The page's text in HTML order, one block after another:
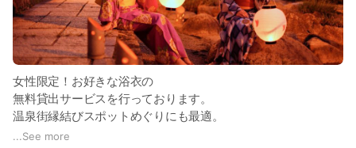
日前にはご連絡下さい。 ※宿泊当
日のアレルギー対応のご要望には
お応え出来ません。 ◆公共交通機
関をご利用の方へ◆ ＪＲ玉造温泉
着時刻に合わせて送迎いたしま
す。 当館の規定内での時間に限定
されます。(14：00～19：00) ◆
お車でお越しの方へ◆ 100台分の
無料駐車場完備。事前のご予約不
料理をご用意いたします。 ・8大
アレルゲンに限り、アレルギー対
応いたします。予約時にご連絡下
さい。 ※病気や持病、薬の飲み合
わせ、妊婦さん等、特別なお食事
をご要望の場合も予約時か遅くと
も2日前にはご連絡下さい。 ※宿泊
当日のアレルギー対応のご要望に
はお応え出来ません。 ◆公共交通
機関をご利用の方へ◆ ＪＲ玉造温
ー等、 白石家でしか味わえない目
が覚める程の朝ごはんをお楽しみ
いただけます。 ◆【お食事場所・
アレルギー対応について】◆ ・ご
夕食場所は基本的にダイニングで
料理をご用意いたします。 ・8大
アレルゲンに限り、アレルギー対
かな色合い・きめ細かな霜降り・
風味豊かな味わいと、とろけるよ
うな食感が特徴。 全国和牛能力共
進会において内閣総理大臣賞を二
度も受賞するなど全国的にも評価
が高い。 ◆冬の少量美味会席
（11/11～2/28） 前菜 季節の前
菜3種盛り 御造 日本海鮮魚4種盛
り 蒸物 甘鯛の蕪蒸し 焼物 のど
ぐろ奉書焼き 酢物 ズワイ蟹半身
とろけるような食感が特徴。 全国
和牛能力共進会において内閣総理
大臣賞を二度も受賞するなど全国
的にも評価が高い。 ◆冬の味覚プ
ミアム会席お品書き(11/11～2/28)
白子豆腐清まし 御造 日本海鮮魚
特選5種盛り 蒸物 甘鯛の蕪蒸し
鍋物 奥出雲豚の胡麻味噌鍋 焼
女性限定！お好きな浴衣の
無料貸出サービスを行っております。
温泉街縁結びスポットめぐりにも最適。
四季折々の風景を眺めながらの散策、のんびりとおしゃべりを
...See more